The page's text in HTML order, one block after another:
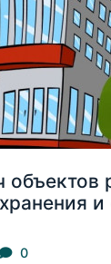
объектов
и
0